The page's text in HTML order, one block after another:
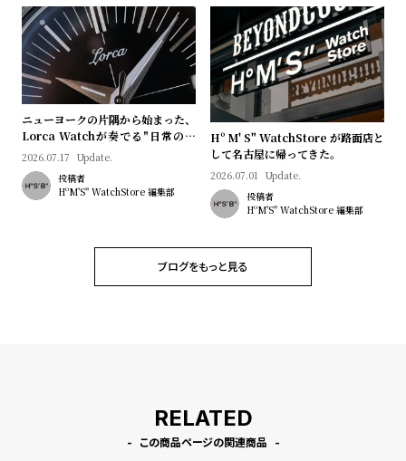
プ
ラ
ス
ビ
ス
よ
く
あ
る
質
お
問
い
合
わ
ニューヨークの片隅から始まった、
Lorca Watchが奏でる"日常のロ
マン"｜Brand Picks #08
2026.07.17 Update.
投稿者
HºM'S" WatchStore 編集部
Hº M' S" WatchStore が路面店と
して名古屋に帰ってきた。
2026.07.01 Update.
投稿者
HºM'S" WatchStore 編集部
ブログをもっと見る
RELATED
この商品ページの関連商品